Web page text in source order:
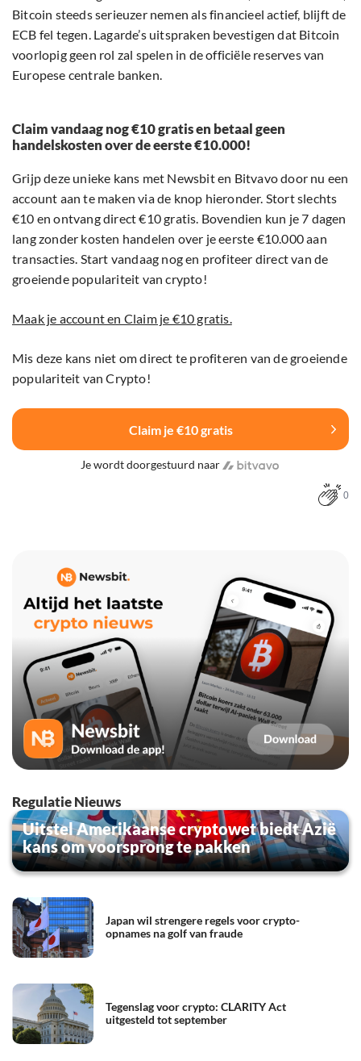
Bitcoin steeds serieuzer nemen als financieel actief, blijft de
ECB fel tegen. Lagarde’s uitspraken bevestigen dat Bitcoin
voorlopig geen rol zal spelen in de officiële reserves van
Europese centrale banken.
Claim vandaag nog €10 gratis en betaal geen
handelskosten over de eerste €10.000!
Grijp deze unieke kans met Newsbit en Bitvavo door nu een
account aan te maken via de knop hieronder. Stort slechts
€10 en ontvang direct €10 gratis. Bovendien kun je 7 dagen
lang zonder kosten handelen over je eerste €10.000 aan
transacties. Start vandaag nog en profiteer direct van de
groeiende populariteit van crypto!
Maak je account en Claim je €10 gratis.
Mis deze kans niet om direct te profiteren van de groeiende
populariteit van Crypto!
Claim je €10 gratis
Je wordt doorgestuurd naar
0
Regulatie Nieuws
Uitstel Amerikaanse cryptowet biedt Azië
kans om voorsprong te pakken
Japan wil strengere regels voor crypto-
opnames na golf van fraude
Tegenslag voor crypto: CLARITY Act
uitgesteld tot september